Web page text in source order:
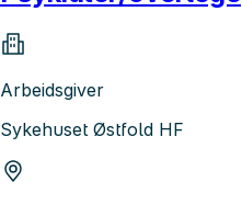
Arbeidsgiver
Sykehuset Østfold HF